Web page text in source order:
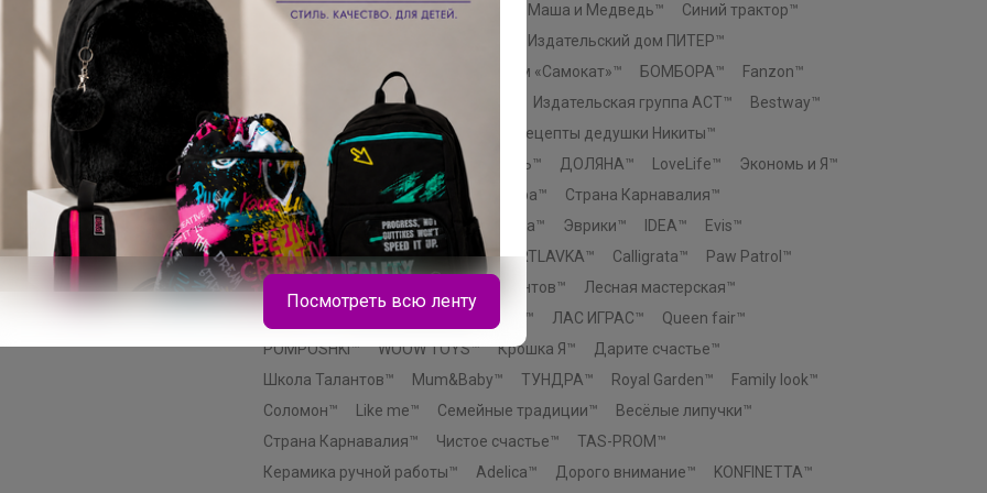
Лесная мастерская™
Мастер К™ Маша и Медведь™
Синий трактор™
Издательский дом ПИТЕР™
Издательский дом «Самокат»™ БОМБОРА™
Fanzon™
МОЗАИКА-СИНТЕЗ™ Издательская группа АСТ™
Bestway™
INTEX™
SAFEX™ Мой выбор™
Рецепты дедушки Никиты™
Добропаровъ™
Greengo™ ЭТЕЛЬ™ ДОЛЯНА™ LoveLife™
Экономь и Я™
Крошка Я™
Уральская мануфактура™
Страна Карнавалия™
Хорошие сувениры™
Альтернатива™ Эврики™ IDEA™
Evis™
ERGOPOWER™
BIC™ ArtFox™ ARTLAVKA™ Calligrata™
Paw Patrol™
Школа талантов™
Лесная мастерская™
Маша и Медведь™
Синий трактор™ ЛАС ИГРАС™
Queen fair™
POMPOSHKI™
WOOW TOYS™ Крошка Я™
Дарите счастье™
Школа Талантов™
Mum&Baby™ ТУНДРА™ Royal Garden™
Family look™
Соломон™
Like me™ Семейные традиции™
Весёлые липучки™
Страна Карнавалия™
Чистое счастье™
TAS-PROM™
Керамика ручной работы™
Adelica™ Дорого внимание™
KONFINETTA™
Посмотреть всю ленту